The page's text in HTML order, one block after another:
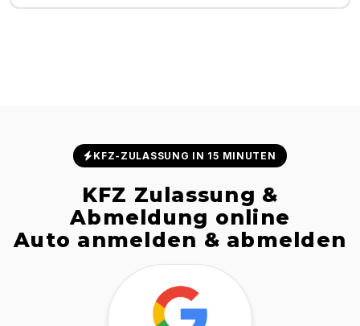
KFZ-ZULASSUNG IN 15 MINUTEN
KFZ Zulassung &
Abmeldung online
Auto anmelden & abmelden